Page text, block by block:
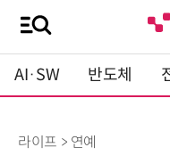
AI·SW 반도체
라이프 > 연예